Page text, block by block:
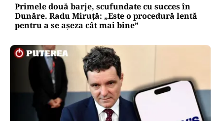
Primele două barje, scufundate cu succes în
Dunăre. Radu Miruță: „Este o procedură lentă
pentru a se așeza cât mai bine”